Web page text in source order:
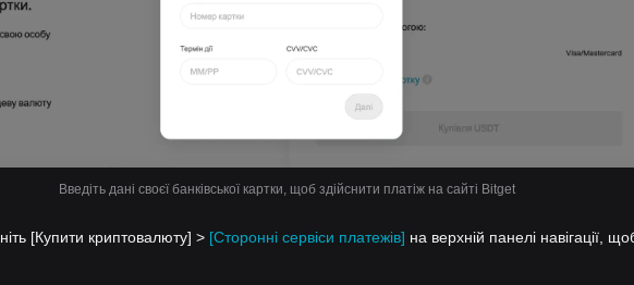
Введіть дані своєї банківської картки, щоб здійснити платіж на сайті Bitget
[Купити криптовалюту] > [Сторонні сервіси платежів] на верхній панелі навігації,